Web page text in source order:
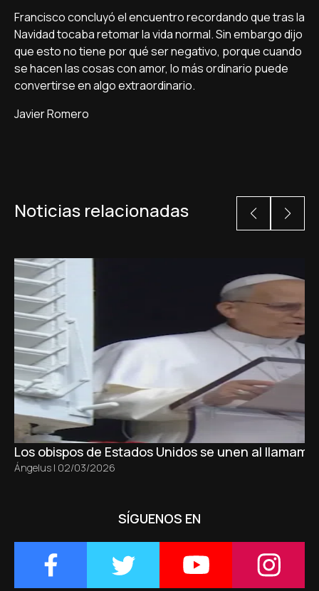
Francisco concluyó el encuentro recordando que tras la
Navidad tocaba retomar la vida normal. Sin embargo dijo
que esto no tiene por qué ser negativo, porque cuando
se hacen las cosas con amor, lo más ordinario puede
convertirse en algo extraordinario.
Javier Romero
Noticias relacionadas
Los obispos de Estados Unidos se unen al
Ángelus | 02/03/2026
SÍGUENOS EN